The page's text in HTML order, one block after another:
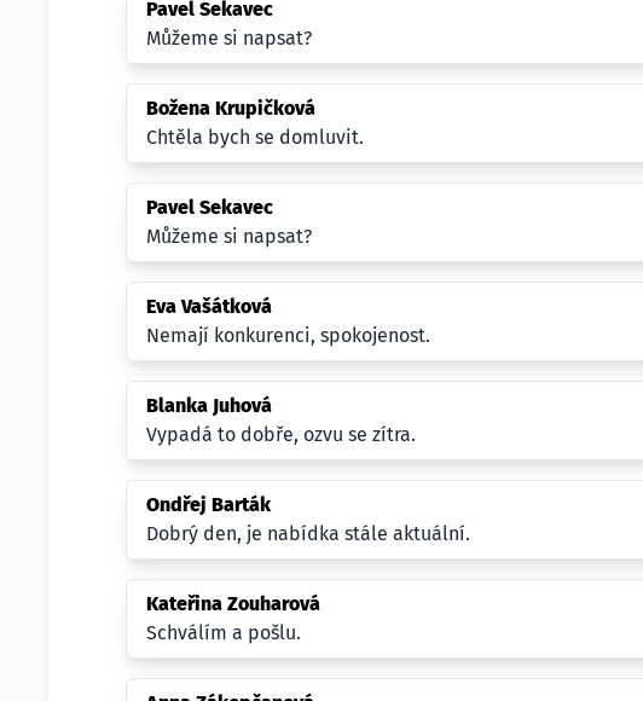
Pavel Sekavec
Můžeme si napsat?
Božena Krupičková
Chtěla bych se domluvit.
Pavel Sekavec
Můžeme si napsat?
Eva Vašátková
Nemají konkurenci, spokojenost.
Blanka Juhová
Vypadá to dobře, ozvu se zítra.
Ondřej Barták
Dobrý den, je nabídka stále aktuální.
Kateřina Zouharová
Schválím a pošlu.